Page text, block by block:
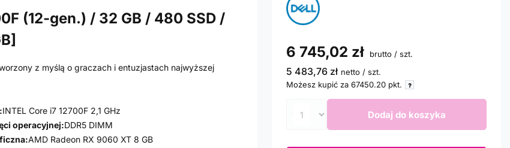
(12-gen.) / 32 GB / 480 SSD /
z myślą o graczach i entuzjastach najwyższej
INTEL Core i7 12700F 2,1 GHz
operacyjnej:DDR5 DIMM
AMD Radeon RX 9060 XT 8 GB
6 745,02 zł brutto / szt.
5 483,76 zł netto / szt.
Możesz kupić za 67450.20 pkt.
Dodaj do koszyka